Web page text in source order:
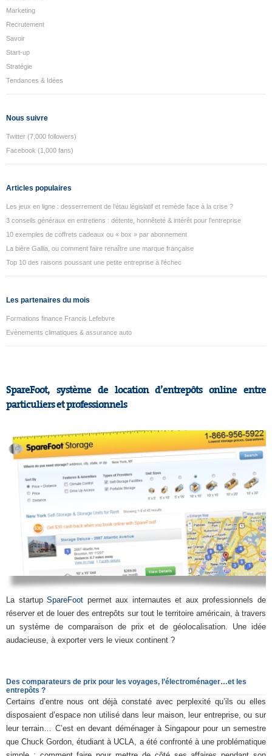
Marketing
Recrutement
Savoir
Start-up
Stratégie
Tendances & Idées
Nous suivre
Twitter (7,000 followers)
Facebook (1,000 fans)
Articles populaires
Les jeux en ligne : desserrement de l’étau législatif et remède face à la crise ?
3 conseils généraux en entretiens : détente, honnêteté & intérêt pour l’entreprise
10 exemples de coffrets cadeaux ou « box » par abonnement
La bière Gallia, ou comment faire renaître une marque française
Top 10 des raisons poussant une petite entreprise à l’échec
Les partenaires du mois
Formations finance Francis Lefebvre
Evènements climatiques & assurance auto
SpareFoot, système de location d’entrepôts online entre
particuliers et professionnels
La startupSpareFoot permet aux internautes et aux professionnels de
réserver et de louer des entrepôts sur tout le territoire américain, à travers
un système de comparaison de prix et de géolocalisation. Une idée
audacieuse, à exporter vers le vieux continent ?
Des comparateurs de prix pour les voyages, l’électroménager…et les
entrepôts ?
Certains d’entre nous ont déjà constaté avec perplexité qu’ils ou elles
disposaient d’espace non utilisé dans leur maison, leur entreprise, ou sur
leur terrain… C’est en devant déménager à Singapour pour un semestre
que Chuck Gordon, étudiant à UCLA, a été confronté à une problématique